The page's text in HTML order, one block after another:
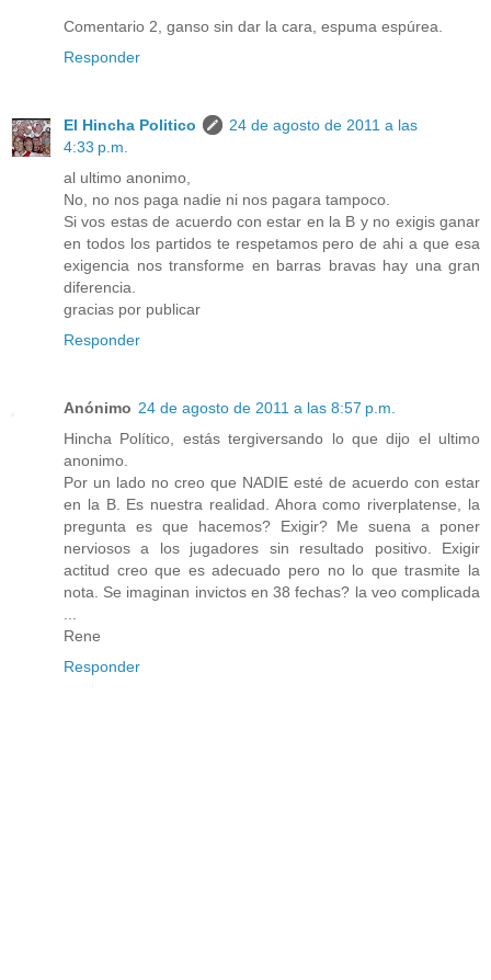
Comentario 2, ganso sin dar la cara, espuma espúrea.
Responder
El Hincha Politico
24 de agosto de 2011 a las
4:33 p.m.
al ultimo anonimo,
No, no nos paga nadie ni nos pagara tampoco.
Si vos estas de acuerdo con estar en la B y no exigis ganar
en todos los partidos te respetamos pero de ahi a que esa
exigencia nos transforme en barras bravas hay una gran
diferencia.
gracias por publicar
Responder
Anónimo 24 de agosto de 2011 a las 8:57 p.m.
Hincha Político, estás tergiversando lo que dijo el ultimo
anonimo.
Por un lado no creo que NADIE esté de acuerdo con estar
en la B. Es nuestra realidad. Ahora como riverplatense, la
pregunta es que hacemos? Exigir? Me suena a poner
nerviosos a los jugadores sin resultado positivo. Exigir
actitud creo que es adecuado pero no lo que trasmite la
nota. Se imaginan invictos en 38 fechas? la veo complicada
Rene
Responder